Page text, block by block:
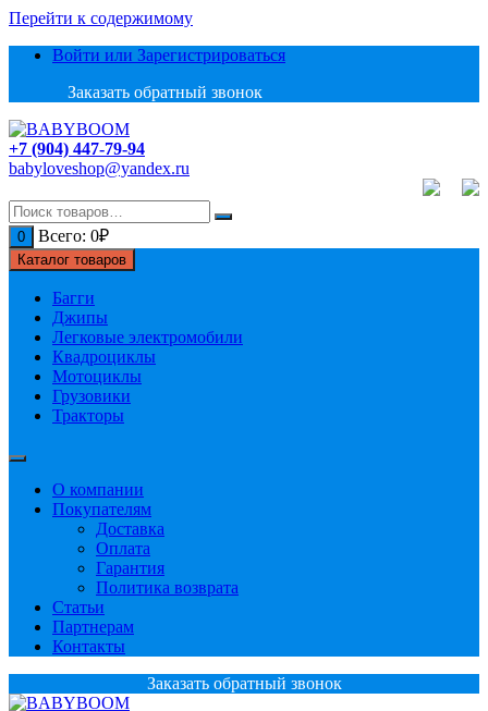
Перейти к содержимому
Войти или Зарегистрироваться
Заказать обратный звонок
+7 (904) 447-79-94
babyloveshop@yandex.ru
0 Всего: 0₽
Каталог товаров
Багги
Джипы
Легковые электромобили
Квадроциклы
Мотоциклы
Грузовики
Тракторы
О компании
Покупателям
Доставка
Оплата
Гарантия
Политика возврата
Статьи
Партнерам
Контакты
Заказать обратный звонок